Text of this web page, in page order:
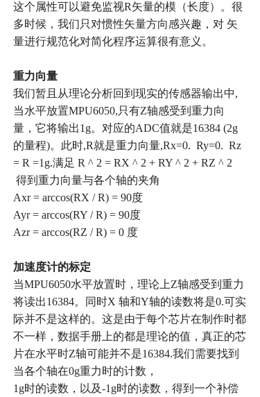
这个属性可以避免监视R矢量的模（长度）。很
多时候，我们只对惯性矢量方向感兴趣，对 矢
量进行规范化对简化程序运算很有意义。
重力向量
我们暂且从理论分析回到现实的传感器输出中,
当水平放置MPU6050, 只有Z轴感受到重力向
量，它将输出1g。对应的ADC值就是16384 (2g
的量程)。此时,R就是重力向量,Rx=0. Ry=0. Rz
= R =1g.满足 R ^ 2 = RX ^ 2 + RY ^ 2 + RZ ^ 2
得到重力向量与各个轴的夹角
Axr = arccos(RX / R) = 90度
Ayr = arccos(RY / R) = 90度
Azr = arccos(RZ / R) = 0 度
加速度计的标定
当MPU6050水平放置时，理论上Z轴感受到重力
将读出16384。同时X轴和Y轴的读数将是0.可实
际并不是这样的。这是由于每个芯片在制作时都
不一样，数据手册上的都是理论的值，真正的芯
片在水平时Z轴可能并不是16384.我们需要找到
当各个轴在0g重力时的计数，
1g时的读数，以及-1g时的读数，得到一个补偿